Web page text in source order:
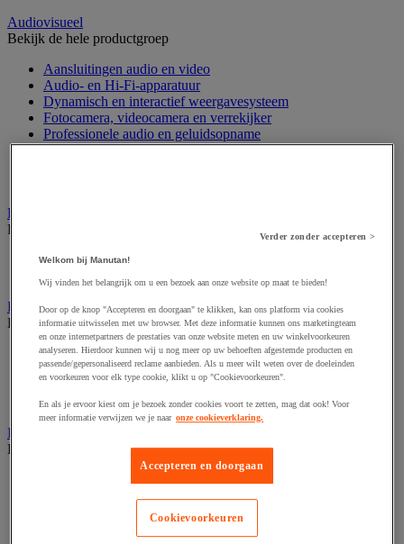
Audiovisueel
Bekijk de hele productgroep
Aansluitingen audio en video
Audio- en Hi-Fi-apparatuur
Dynamisch en interactief weergavesysteem
Fotocamera, videocamera en verrekijker
Professionele audio en geluidsopname
Projectie en videoprojectie-apparatuur
Bewegwijzering en aanduidingsborden
Bekijk de hele productgroep
Deurnaambord
Pictogram
Folderrek en -houder
Bekijk de hele productgroep
Folderrek
Mobiel folderrek
Tafel folderstandaard
Wandfolderhouder
Inname en beheer van geld
Bekijk de hele productgroep
Barcode scanner en accessoires
Biljettenteller/sorteerder en valsgelddetector
Verder zonder accepteren >
Welkom bij Manutan!
Wij vinden het belangrijk om u een bezoek aan onze website op maat te bieden!
Door op de knop "Accepteren en doorgaan" te klikken, kan ons platform via cookies
informatie uitwisselen met uw browser. Met deze informatie kunnen ons marketingteam
en onze internetpartners de prestaties van onze website meten en uw winkelvoorkeuren
analyseren. Hierdoor kunnen wij u nog meer op uw behoeften afgestemde producten en
passende/gepersonaliseerd reclame aanbieden. Als u meer wilt weten over de doeleinden
en voorkeuren voor elk type cookie, klikt u op "Cookievoorkeuren".
En als je ervoor kiest om je bezoek zonder cookies voort te zetten, mag dat ook! Voor
meer informatie verwijzen we je naar onze cookieverklaring.
Accepteren en doorgaan
Cookievoorkeuren